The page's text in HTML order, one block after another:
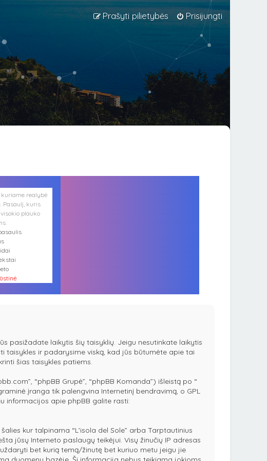
Prisijungti
Prašyti pilietybės
realybė
Pasaulį, kuris
plauko
pasižadate laikytis šių taisyklių. Jeigu nesutinkate laikytis
taisykles ir padarysime viską, kad jūs būtumėte apie tai
šias taisykles patiems.
“phpBB Grupė”, “phpBB Komanda”) išleistą po “
įranga tik palengvina Internetinį bendravimą, o GPL
informacijos apie phpBB galite rasti:
kur talpinama “L'isola del Sole” arba Tarptautinius
jūsų Interneto paslaugų teikėjui. Visų žinučių IP adresas
bet kurią temą/žinutę bet kuriuo metu jeigu jie